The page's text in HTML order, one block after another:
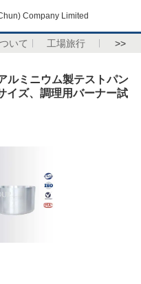
Company Limited
いて 工場旅行 >>
ルミニウム製テストパン
ズ、調理用バーナー試